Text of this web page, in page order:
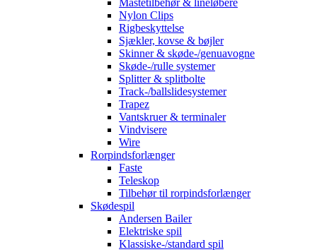
Mastetilbehør & lineløbere
Nylon Clips
Rigbeskyttelse
Sjækler, kovse & bøjler
Skinner & skøde-/genuavogne
Skøde-/rulle systemer
Splitter & splitbolte
Track-/ballslidesystemer
Trapez
Vantskruer & terminaler
Vindvisere
Wire
Rorpindsforlænger
Faste
Teleskop
Tilbehør til rorpindsforlænger
Skødespil
Andersen Bailer
Elektriske spil
Klassiske-/standard spil